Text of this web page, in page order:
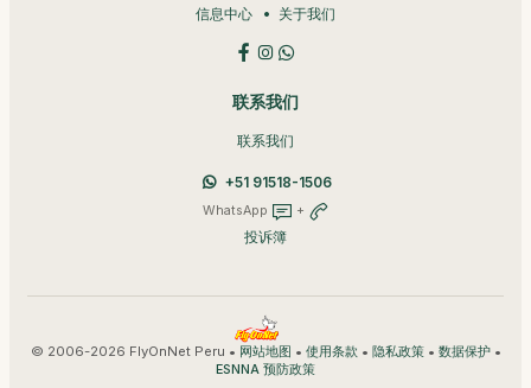
信息中心 关于我们
联系我们
联系我们
+51 91518-1506
WhatsApp +
投诉簿
© 2006-2026 FlyOnNet Peru • 网站地图 • 使用条款 • 隐私政策• 数据保护•
ESNNA 预防政策